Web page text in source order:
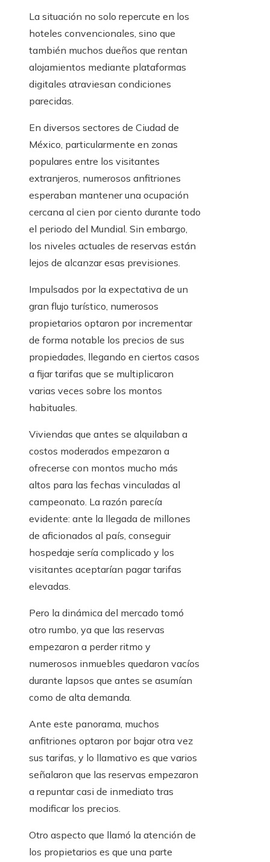
La situación no solo repercute en los
hoteles convencionales, sino que
también muchos dueños que rentan
alojamientos mediante plataformas
digitales atraviesan condiciones
parecidas.
En diversos sectores de Ciudad de
México, particularmente en zonas
populares entre los visitantes
extranjeros, numerosos anfitriones
esperaban mantener una ocupación
cercana al cien por ciento durante todo
el periodo del Mundial. Sin embargo,
los niveles actuales de reservas están
lejos de alcanzar esas previsiones.
Impulsados por la expectativa de un
gran flujo turístico, numerosos
propietarios optaron por incrementar
de forma notable los precios de sus
propiedades, llegando en ciertos casos
a fijar tarifas que se multiplicaron
varias veces sobre los montos
habituales.
Viviendas que antes se alquilaban a
costos moderados empezaron a
ofrecerse con montos mucho más
altos para las fechas vinculadas al
campeonato. La razón parecía
evidente: ante la llegada de millones
de aficionados al país, conseguir
hospedaje sería complicado y los
visitantes aceptarían pagar tarifas
elevadas.
Pero la dinámica del mercado tomó
otro rumbo, ya que las reservas
empezaron a perder ritmo y
numerosos inmuebles quedaron vacíos
durante lapsos que antes se asumían
como de alta demanda.
Ante este panorama, muchos
anfitriones optaron por bajar otra vez
sus tarifas, y lo llamativo es que varios
señalaron que las reservas empezaron
a repuntar casi de inmediato tras
modificar los precios.
Otro aspecto que llamó la atención de
los propietarios es que una parte